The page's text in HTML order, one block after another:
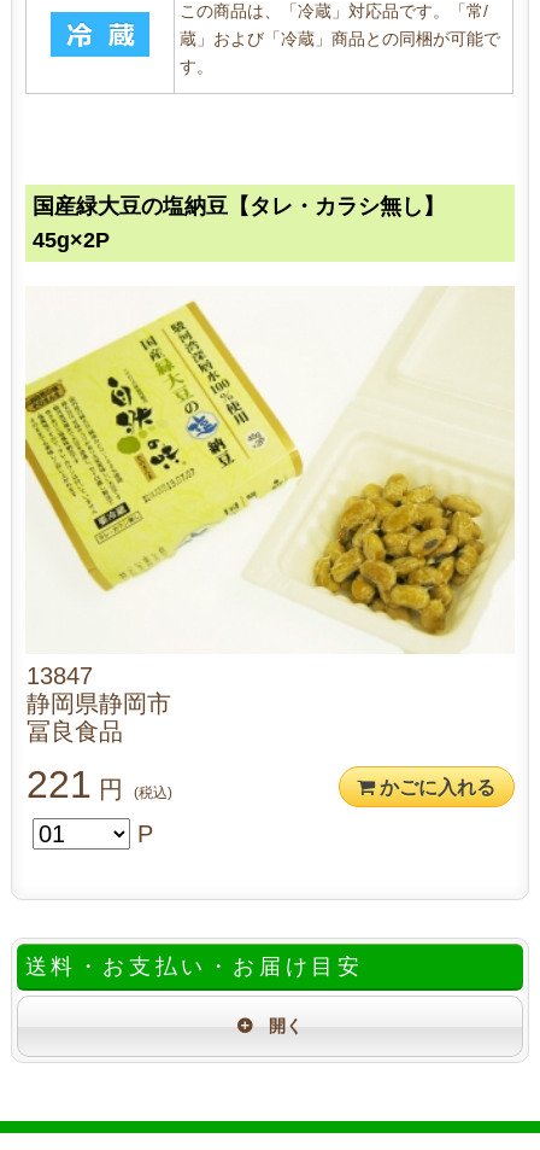
この商品は、「冷蔵」対応品です。「常/
蔵」および「冷蔵」商品との同梱が可能で
す。
国産緑大豆の塩納豆【タレ・カラシ無し】
45g×2P
13847
静岡県静岡市
冨良食品
221 円 (税込) かごに入れる
P
送料・お支払い・お届け目安